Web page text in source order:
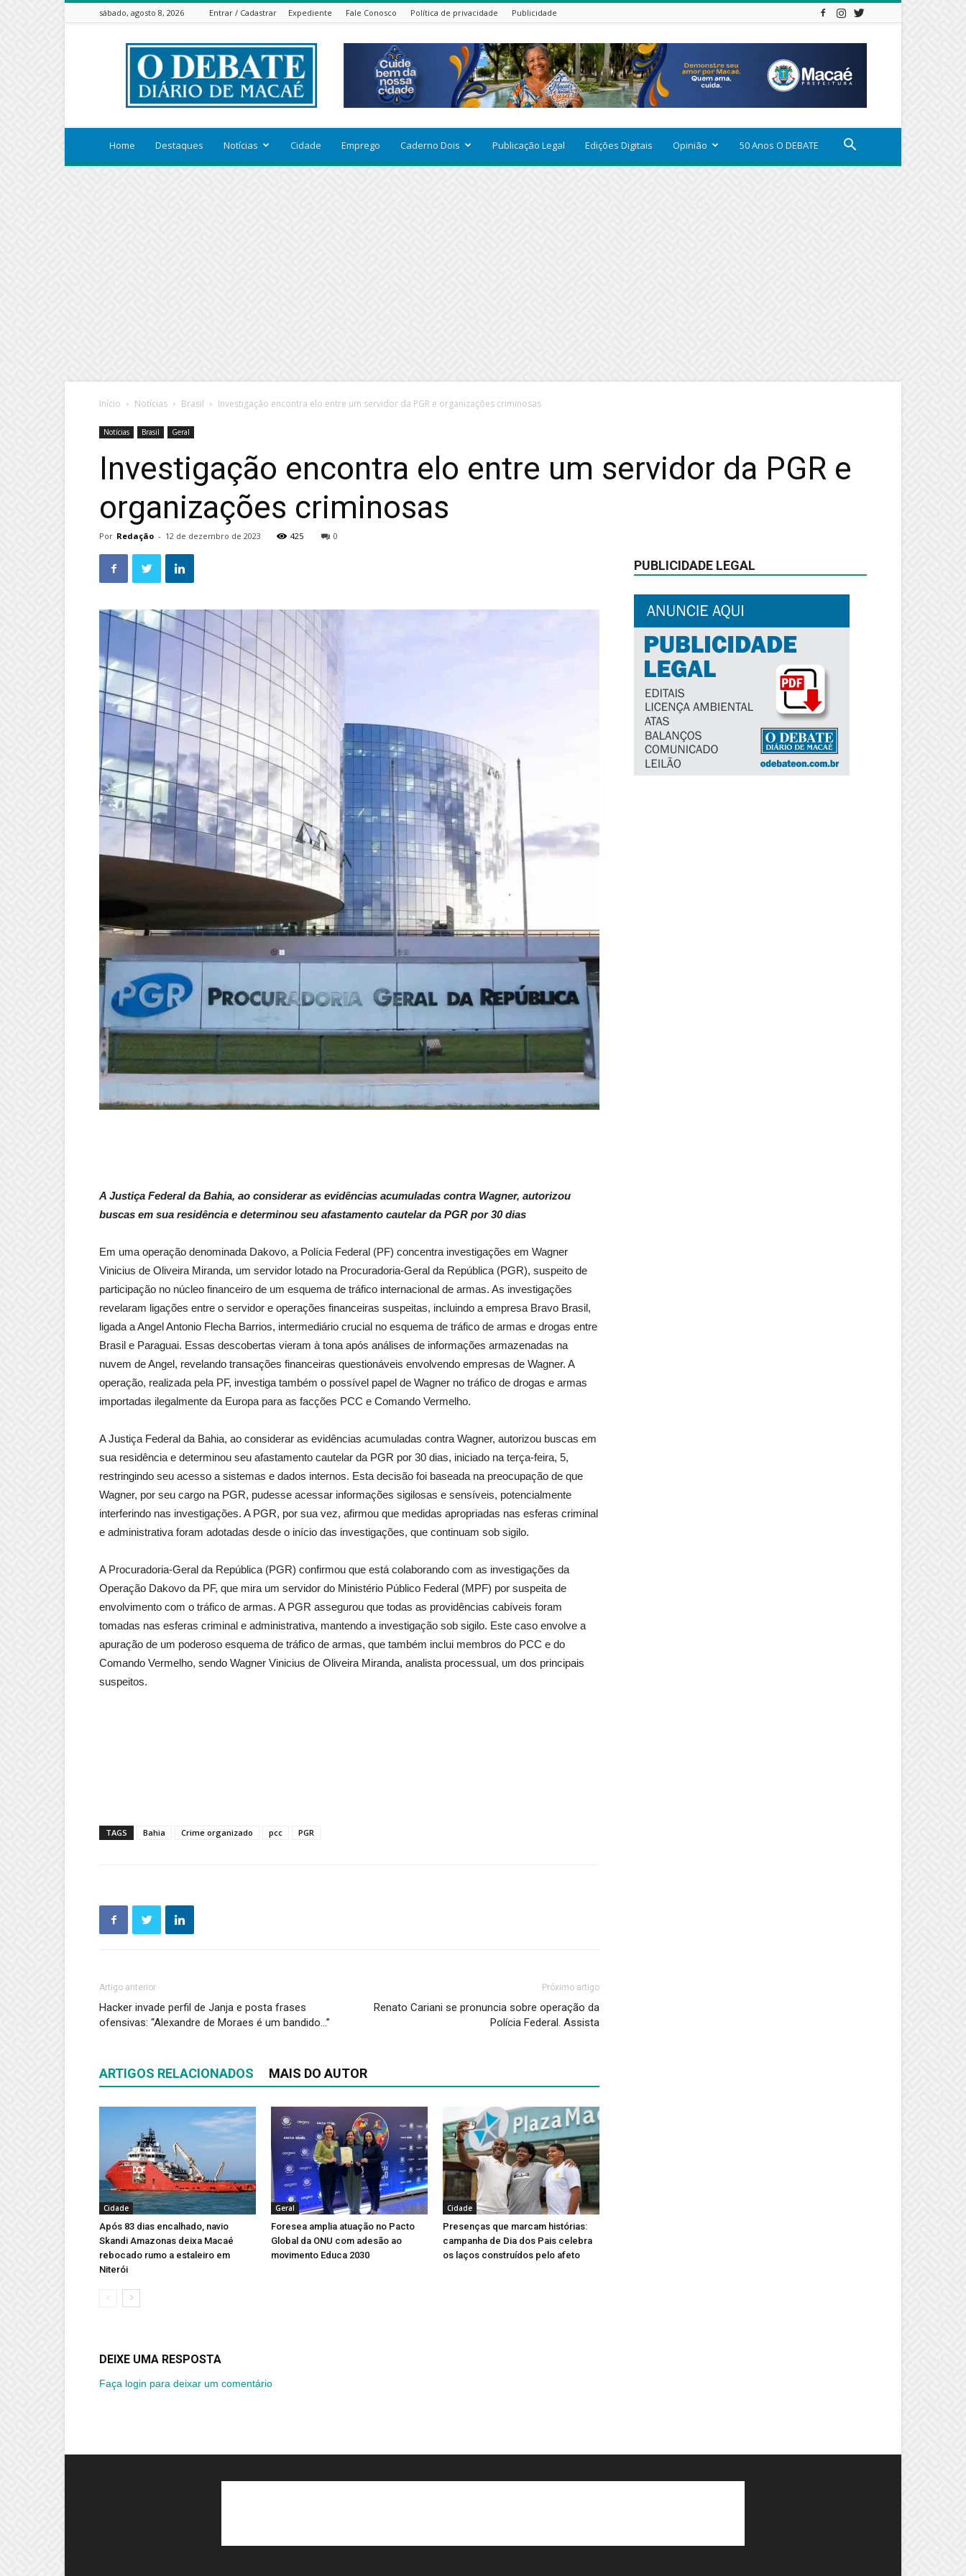
sábado, agosto 8, 2026 Entrar / Cadastrar Expediente Fale Conosco Política de privacidade Publicidade
ODEBATEON
Home Destaques Notícias Cidade Emprego Caderno Dois Publicação Legal Edições Digitais Opinião 50 Anos O DEBATE
Início Notícias Brasil Investigação encontra elo entre um servidor da PGR e organizações criminosas
Notícias Brasil Geral
Investigação encontra elo entre um servidor da PGR e
organizações criminosas
Por Redação - 12 de dezembro de 2023 425 0
A Justiça Federal da Bahia, ao considerar as evidências acumuladas contra Wagner, autorizou
buscas em sua residência e determinou seu afastamento cautelar da PGR por 30 dias
Em uma operação denominada Dakovo, a Polícia Federal (PF) concentra investigações em Wagner
Vinicius de Oliveira Miranda, um servidor lotado na Procuradoria-Geral da República (PGR), suspeito de
participação no núcleo financeiro de um esquema de tráfico internacional de armas. As investigações
revelaram ligações entre o servidor e operações financeiras suspeitas, incluindo a empresa Bravo Brasil,
ligada a Angel Antonio Flecha Barrios, intermediário crucial no esquema de tráfico de armas e drogas entre
Brasil e Paraguai. Essas descobertas vieram à tona após análises de informações armazenadas na
nuvem de Angel, revelando transações financeiras questionáveis envolvendo empresas de Wagner. A
operação, realizada pela PF, investiga também o possível papel de Wagner no tráfico de drogas e armas
importadas ilegalmente da Europa para as facções PCC e Comando Vermelho.
A Justiça Federal da Bahia, ao considerar as evidências acumuladas contra Wagner, autorizou buscas em
sua residência e determinou seu afastamento cautelar da PGR por 30 dias, iniciado na terça-feira, 5,
restringindo seu acesso a sistemas e dados internos. Esta decisão foi baseada na preocupação de que
Wagner, por seu cargo na PGR, pudesse acessar informações sigilosas e sensíveis, potencialmente
interferindo nas investigações. A PGR, por sua vez, afirmou que medidas apropriadas nas esferas criminal
e administrativa foram adotadas desde o início das investigações, que continuam sob sigilo.
A Procuradoria-Geral da República (PGR) confirmou que está colaborando com as investigações da
Operação Dakovo da PF, que mira um servidor do Ministério Público Federal (MPF) por suspeita de
envolvimento com o tráfico de armas. A PGR assegurou que todas as providências cabíveis foram
tomadas nas esferas criminal e administrativa, mantendo a investigação sob sigilo. Este caso envolve a
apuração de um poderoso esquema de tráfico de armas, que também inclui membros do PCC e do
Comando Vermelho, sendo Wagner Vinicius de Oliveira Miranda, analista processual, um dos principais
suspeitos.
TAGS Bahia Crime organizado pcc PGR
Artigo anterior
Hacker invade perfil de Janja e posta frases
ofensivas: “Alexandre de Moraes é um bandido…”
Próximo artigo
Renato Cariani se pronuncia sobre operação da
Polícia Federal. Assista
ARTIGOS RELACIONADOS MAIS DO AUTOR
Cidade
Após 83 dias encalhado, navio
Skandi Amazonas deixa Macaé
rebocado rumo a estaleiro em
Niterói
Geral
Foresea amplia atuação no Pacto
Global da ONU com adesão ao
movimento Educa 2030
Cidade
Presenças que marcam histórias:
campanha de Dia dos Pais celebra
os laços construídos pelo afeto
DEIXE UMA RESPOSTA
Faça login para deixar um comentário
PUBLICIDADE LEGAL